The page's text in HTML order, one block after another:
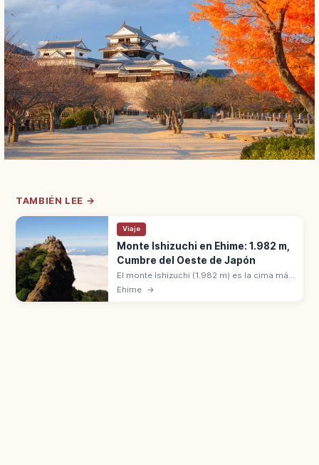
TAMBIÉN LEE →
Viaje
Monte Ishizuchi en Ehime: 1.982 m,
Cumbre del Oeste de Japón
El monte Ishizuchi (1.982 m) es la cima más
alta del oeste de Japón, en Ehime. Montaña
Ehime →